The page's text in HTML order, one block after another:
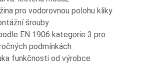
pro vodorovnou polohu kliky
šrouby
EN 1906 kategorie 3 pro
podmínkách
funkčnosti od výrobce